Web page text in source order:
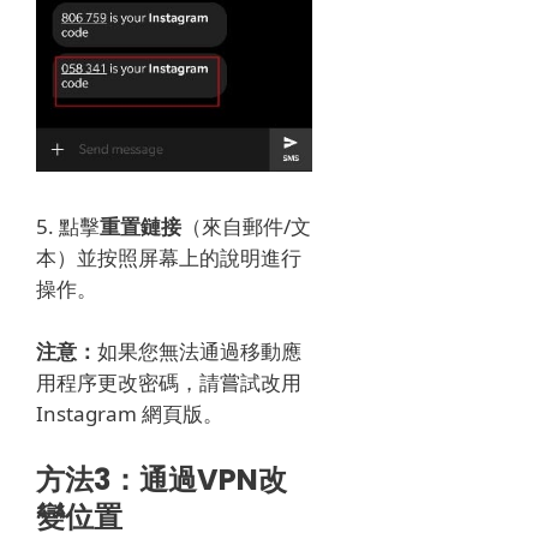
5. 點擊重置鏈接 （來自郵件/文
本）並按照屏幕上的說明進行
操作。
注意： 如果您無法通過移動應
用程序更改密碼，請嘗試改用
Instagram 網頁版。
方法3：通過VPN改
變位置